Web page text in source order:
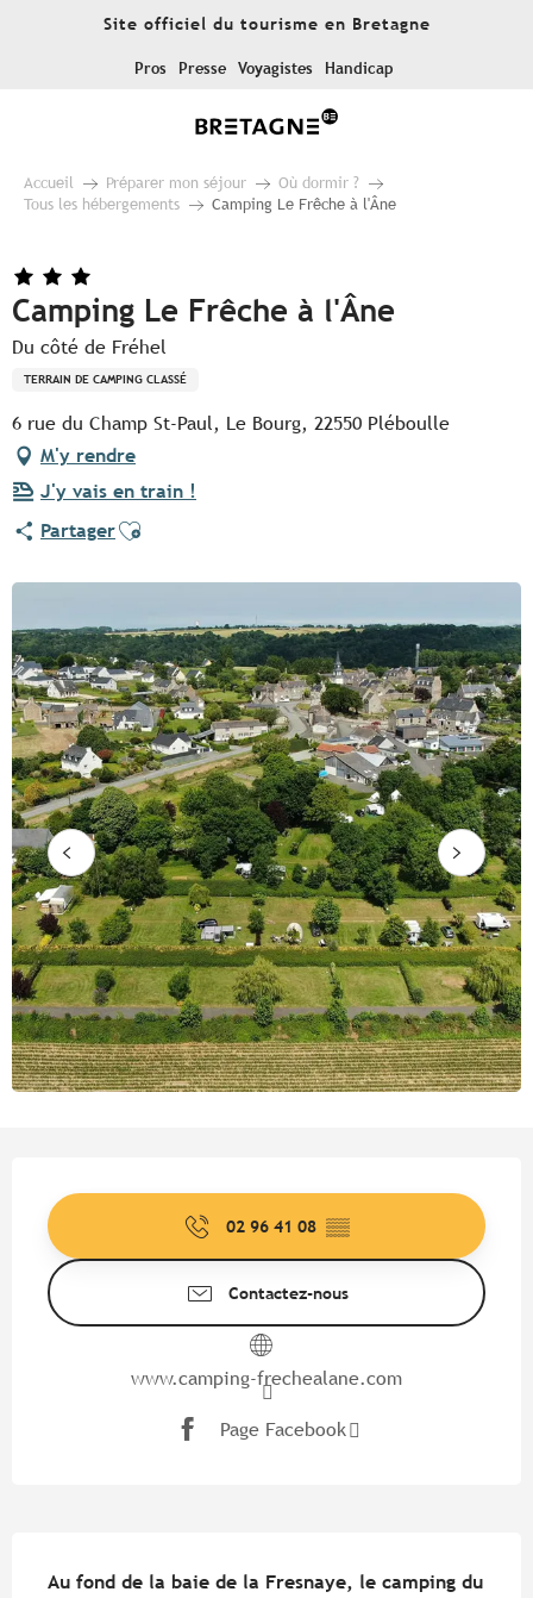
Site officiel du tourisme en Bretagne
Pros Presse Voyagistes Handicap
Accueil Préparer mon séjour
Où dormir ?
Tous les hébergements
Camping Le Frêche à l'Âne
Camping Le Frêche à l'Âne
Du côté de Fréhel
TERRAIN DE CAMPING CLASSÉ
6 rue du Champ St-Paul, Le Bourg, 22550 Pléboulle
M'y rendre
J'y vais en train !
PartagerAjouter aux favoris
02 96 41 08 ▒▒
Contactez-nous
www.camping-frechealane.com
Page Facebook
Au fond de la baie de la Fresnaye, le camping du